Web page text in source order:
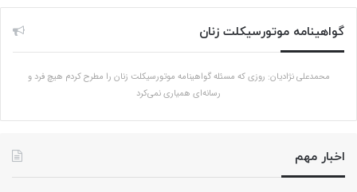
گواهینامه موتورسیکلت زنان
محمدعلی نژادیان: روزی که مسئله گواهینامه موتورسیکلت زنان را مطرح کردم هیچ فرد و
رسانه‌ای همیاری نمی‌کرد
اخبار مهم